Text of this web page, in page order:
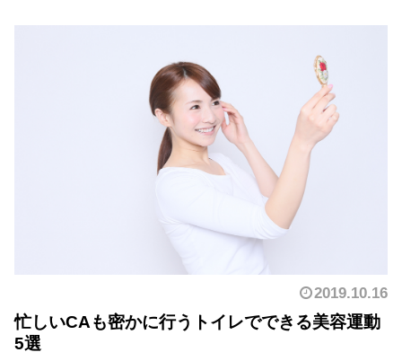
2019.10.16
忙しいCAも密かに行うトイレでできる美容運動
5選